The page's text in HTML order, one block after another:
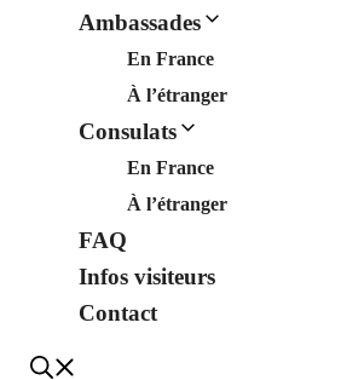
Ambassades
En France
À l’étranger
Consulats
En France
À l’étranger
FAQ
Infos visiteurs
Contact